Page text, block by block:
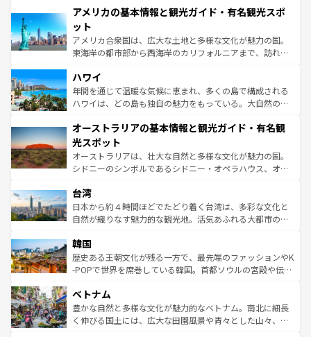
ンツ一覧を参照してほしい。
の建物がそのまま残る町や、スイスならではのユニークな
博物館もあり、アルプス観光だけでなく町歩きも満喫する
ことができる。国民の所得が高いため物価も高いが、旅行
者向けの交通パス提供のサービスもあり、うまく活用すれ
着のスイス情報は
アメリカの基本情報と観光ガイド・有名観光スポ
ット
アメリカ合衆国は、広大な土地と多様な文化が魅力の国。
東海岸の都市部から西海岸のカリフォルニアまで、訪れる
のような巨大都市は、観光、ショッピング、エンターテイ
ンメントが詰まった刺激的なスポットだ。一方、アメリカ
西部には大自然が広がり、グランドキャニオンやイエロー
部のニューオーリンズでは、音楽と美食が融合した独特の
文化が魅力。旅行者はアメリカの各地域で異なる魅力を楽
しみながら、その多様性と豊かな歴史を感じることができ
るだろう。車でのロードトリップや列車の旅も、アメリカ
情報は
ハワイ
年間を通じて温暖な気候に恵まれ、多くの島で構成される
ハワイは、どの島も独自の魅力をもっている。大自然の神
ワイ島は見逃せない。また、定番の観光地といえばオアフ
島だが、静かな自然を求めるならマウイ島やカウアイ島が
おすすめ。エメラルドグリーンに輝く海をはじめ、豊かな
文化や歴史が息づいている。「アロハスピリット」と呼ば
人々、おいしいローカルフードやハワイアンミュージッ
ク、伝統的なフラダンスなど、すべてがハワイの魅力を彩
っている。訪れるたびに新しい発見と感動が待っているハ
はコンテンツ一覧
オーストラリアの基本情報と観光ガイド・有名観
光スポット
オーストラリアは、壮大な自然と多様な文化が魅力の国。
シドニーのシンボルであるシドニー・オペラハウス、オー
リアリーフや大陸中央部にそびえるウルル（エアーズロッ
ク）、タスマニアの美しい原生林やケアンズの熱帯雨林な
ど、見どころがたくさん。また、カフェやワイン、オージ
いる。アクティビティも充実しており、サーフィンやダイ
ビング、ハイキングなど、アウトドア好きにはたまらな
い。オーストラリアの多彩な魅力を存分に味わいつくそ
参照してほしい。
台湾
日本から約４時間ほどでたどり着く台湾は、多彩な文化と
自然が織りなす魅力的な観光地。活気あふれる大都市の台
ン）、静ひつな山岳地帯である台湾東部など、都市の喧騒
と山間の静けさが共存しており、訪れる人に新しい発見と
驚きをもたらしてくれる。また、奥深い台湾の食文化も魅
容にもいいと評判のスイーツなど、バラエティ豊かな料理
が味わえる。 なお、新着の台湾情報は コンテンツ一覧を参
照してほしい。
韓国
歴史ある王朝文化が残る一方で、最先端のファッションやK
-POPで世界を席巻している韓国。首都ソウルの宮殿や伝統
き、地方に足を延ばせば四季折々の自然美を楽しむことが
できる。そして、キムチや焼肉、絶品のストリートフード
まで、さまざまな韓国料理が待っている。夜には、韓国な
ベトナム
豊かな自然と多様な文化が魅力的なベトナム。南北に細長
く伸びる国土には、広大な田園風景や青々とした山々、世